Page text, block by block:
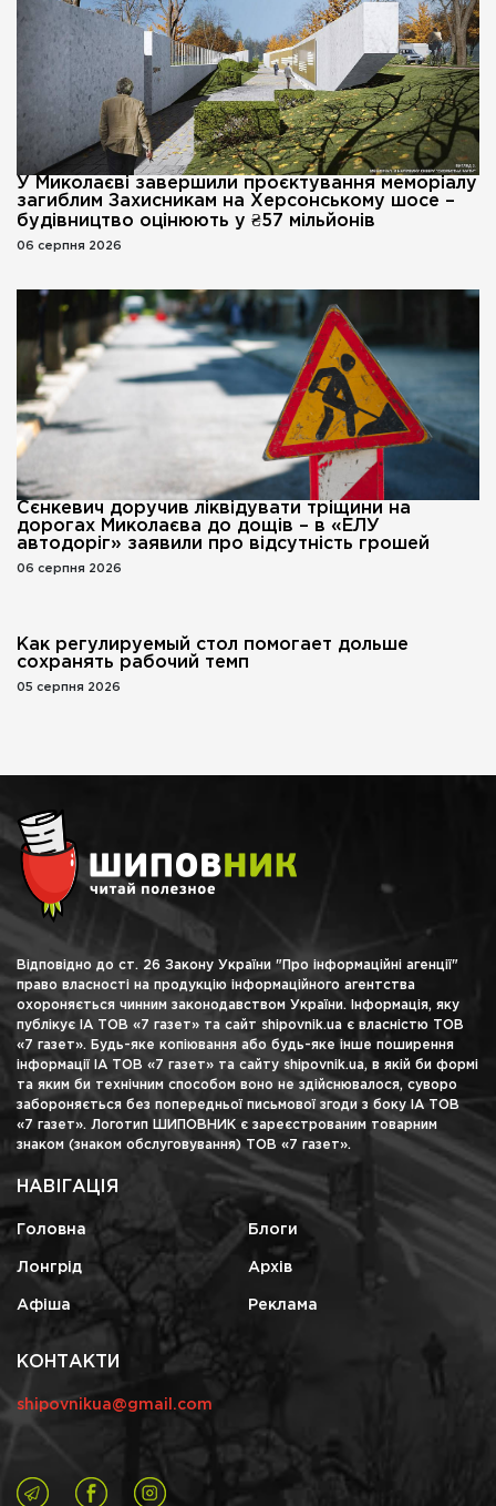
У Миколаєві завершили проєктування меморіалу
загиблим Захисникам на Херсонському шосе –
будівництво оцінюють у ₴57 мільйонів
06 серпня 2026
Сєнкевич доручив ліквідувати тріщини на
дорогах Миколаєва до дощів – в «ЕЛУ
автодоріг» заявили про відсутність грошей
06 серпня 2026
Как регулируемый стол помогает дольше
сохранять рабочий темп
05 серпня 2026
Відповідно до ст. 26 Закону України "Про інформаційні агенції"
право власності на продукцію інформаційного агентства
охороняється чинним законодавством України. Інформація, яку
публікує ІА ТОВ «7 газет» та сайт shipovnik.ua є власністю ТОВ
«7 газет». Будь-яке копіювання або будь-яке інше поширення
інформації ІА ТОВ «7 газет» та сайту shipovnik.ua, в якій би формі
та яким би технічним способом воно не здійснювалося, суворо
забороняється без попередньої письмової згоди з боку ІА ТОВ
«7 газет». Логотип ШИПОВНИК є зареєстрованим товарним
знаком (знаком обслуговування) ТОВ «7 газет».
НАВІГАЦІЯ
Головна Блоги
Лонгрід Архів
Афіша Реклама
КОНТАКТИ
shipovnikua@gmail.com